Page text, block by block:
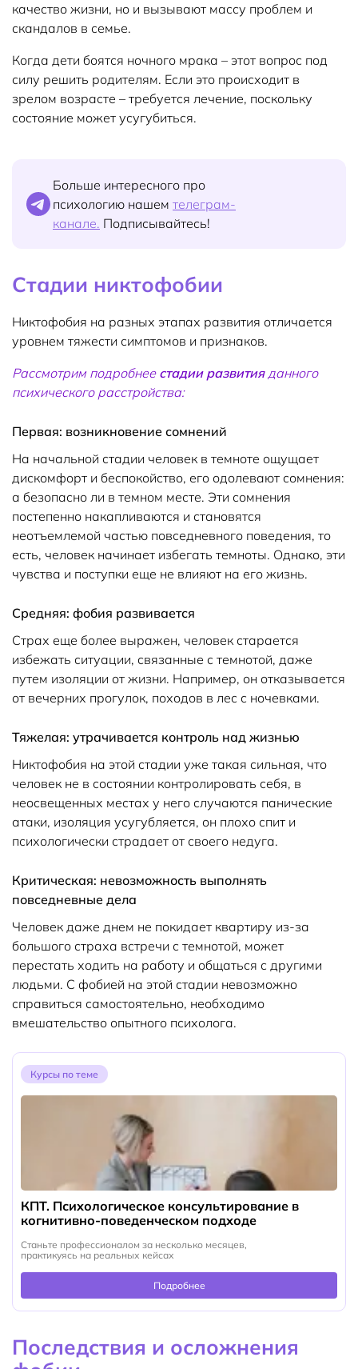
качество жизни, но и вызывают массу проблем и
скандалов в семье.
Когда дети боятся ночного мрака – этот вопрос под
силу решить родителям. Если это происходит в
зрелом возрасте – требуется лечение, поскольку
состояние может усугубиться.
Больше интересного про
психологию нашем телеграм-
канале. Подписывайтесь!
Стадии никтофобии
Никтофобия на разных этапах развития отличается
уровнем тяжести симптомов и признаков.
Рассмотрим подробнее стадии развитияданного
психического расстройства:
Первая: возникновение сомнений
На начальной стадии человек в темноте ощущает
дискомфорт и беспокойство, его одолевают сомнения:
а безопасно ли в темном месте. Эти сомнения
постепенно накапливаются и становятся
неотъемлемой частью повседневного поведения, то
есть, человек начинает избегать темноты. Однако, эти
чувства и поступки еще не влияют на его жизнь.
Средняя: фобия развивается
Страх еще более выражен, человек старается
избежать ситуации, связанные с темнотой, даже
путем изоляции от жизни. Например, он отказывается
от вечерних прогулок, походов в лес с ночевками.
Тяжелая: утрачивается контроль над жизнью
Никтофобия на этой стадии уже такая сильная, что
человек не в состоянии контролировать себя, в
неосвещенных местах у него случаются панические
атаки, изоляция усугубляется, он плохо спит и
психологически страдает от своего недуга.
Критическая: невозможность выполнять
повседневные дела
Человек даже днем не покидает квартиру из-за
большого страха встречи с темнотой, может
перестать ходить на работу и общаться с другими
людьми. С фобией на этой стадии невозможно
справиться самостоятельно, необходимо
вмешательство опытного психолога.
Курсы по теме
КПТ. Психологическое консультирование в
когнитивно-поведенческом подходе
Станьте профессионалом за несколько месяцев,
практикуясь на реальных кейсах
Подробнее
Последствия и осложнения